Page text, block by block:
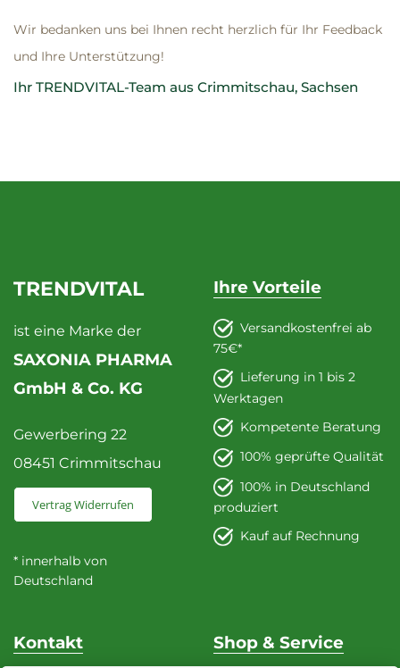
Wir bedanken uns bei Ihnen recht herzlich für Ihr Feedback
und Ihre Unterstützung!
Ihr TRENDVITAL-Team aus Crimmitschau, Sachsen
TRENDVITAL
ist eine Marke der
SAXONIA PHARMA
GmbH & Co. KG
Gewerbering 22
08451 Crimmitschau
Vertrag Widerrufen
* innerhalb von
Deutschland
Ihre Vorteile
Versandkostenfrei ab
75€*
Lieferung in 1 bis 2
Werktagen
Kompetente Beratung
100% geprüfte Qualität
100% in Deutschland
produziert
Kauf auf Rechnung
Kontakt Shop & Service